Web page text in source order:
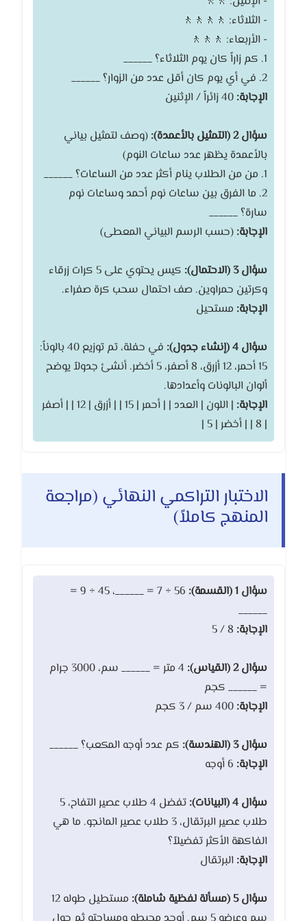
- الثلاثاء: 🚶🚶🚶🚶
- الأربعاء: 🚶🚶🚶
1. كم زاراً كان يوم الثلاثاء؟ ______
2. في أي يوم كان أقل عدد من الزوار؟ ______
الإجابة:
سؤال 2 (التمثيل بالأعمدة):
(وصف لتمثيل بياني
بالأعمدة يظهر عدد ساعات النوم)
1. من من الطلاب ينام أكثر عدد من الساعات؟ ______
2. ما الفرق بين ساعات نوم أحمد وساعات نوم
سارة؟ ______
الإجابة: (حسب الرسم البياني المعطى)
سؤال 3 (الاحتمال):
كيس يحتوي على 5 كرات زرقاء
وكرتين حمراوين. صف احتمال سحب كرة صفراء.
الإجابة: مستحيل
سؤال 4 (إنشاء جدول):
في حفلة، تم توزيع 40 بالوناً:
15 أحمر، 12 أزرق، 8 أصفر، 5 أخضر. أنشئ جدولاً يوضح
ألوان البالونات وأعدادها.
الإجابة:
| اللون | العدد | | أحمر | 15 | | أزرق | 12 | | أصفر
| 8 | | أخضر | 5 |
الاختبار التراكمي النهائي (مراجعة
المنهج كاملاً)
سؤال 1 (القسمة):
56 ÷ 7 = ______، 45 ÷ 9 =
______
الإجابة:
سؤال 2 (القياس):
4 متر = ______ سم، 3000 جرام
= ______ كجم
الإجابة:
سؤال 3 (الهندسة):
كم عدد أوجه المكعب؟ ______
الإجابة:
سؤال 4 (البيانات):
تفضل 4 طلاب عصير التفاح، 5
طلاب عصير البرتقال، 3 طلاب عصير المانجو. ما هي
الفاكهة الأكثر تفضيلاً؟
الإجابة: البرتقال
سؤال 5 (مسألة لفظية شاملة):
مستطيل طوله 12